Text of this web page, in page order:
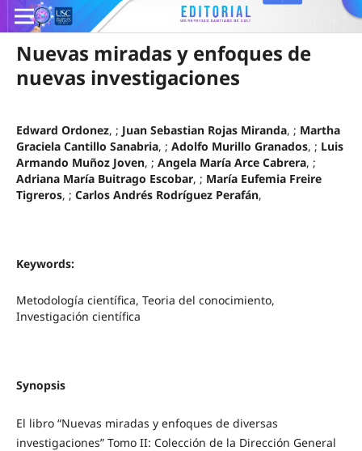
Nuevas miradas y enfoques de
nuevas investigaciones
Edward Ordonez, ; Juan Sebastian Rojas Miranda, ; Martha
Graciela Cantillo Sanabria, ; Adolfo Murillo Granados, ; Luis
Armando Muñoz Joven, ; Angela María Arce Cabrera, ;
Adriana María Buitrago Escobar, ; María Eufemia Freire
Tigreros, ; Carlos Andrés Rodríguez Perafán,
Keywords:
Metodología científica, Teoria del conocimiento,
Investigación científica
Synopsis
El libro “Nuevas miradas y enfoques de diversas
investigaciones” Tomo II: Colección de la Dirección General